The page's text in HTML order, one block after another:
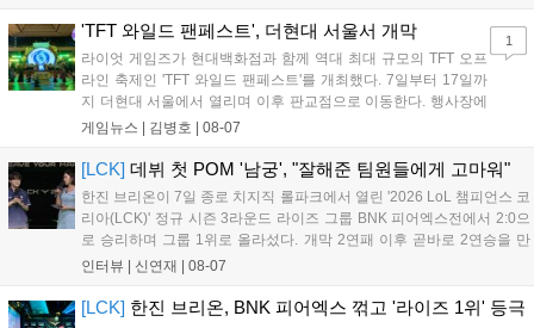
17일까지 이어지는 이번 행사는 신규 세트 체험과 공연 등 다양한 즐길
거리를 제공하며, 이후 현대백화점 판교점에서도 행사가 이어질 예정입
니다. 연말에는 라스베이거스 오픈이 개최됩니다....
'TFT 와일드 팬페스트', 더현대 서울서 개막
라이엇 게임즈가 현대백화점과 함께 역대 최대 규모의 TFT 오프
라인 축제인 'TFT 와일드 팬페스트'를 개최했다. 7일부터 17일까
지 더현대 서울에서 열리며 이후 판교점으로 이동한다. 행사장에
는 체험, 스페셜, 무대 존이 마련됐으며 8일 오후 2시 인비테이셔
연 등 다채로운 일정이 준비되어 있다. 사전 예약은 조기 마감될
만큼 큰 인기를 끌고 있다....
게임뉴스 | 김병호 08-07
1
[LCK] 데뷔 첫 POM '남궁', "잘해준 팀원들에게 고마워"
한진 브리온이 7일 종로 치지직 롤파크에서 열린 '2026 LoL 챔피언스 코
리아(LCK)' 정규 시즌 3라운드 라이즈 그룹 BNK 피어엑스전에서 2:0으
로 승리하며 그룹 1위로 올라섰다. 개막 2연패 이후 곧바로 2연승을 만
들어내면서 이어질 4라운드에 대한 기대감을 올렸다. 다음은 이날 데뷔
인터뷰 | 신연재 08-07
[LCK] 한진 브리온, BNK 피어엑스 꺾고 '라이즈 1위' 등극